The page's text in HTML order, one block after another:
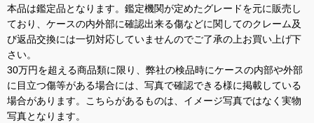
本品は鑑定品となります。鑑定機関が定めたグレードを元に販売し
ており、ケースの内外部に確認出来る傷などに関してのクレーム及
び返品交換には一切対応していませんのでご了承の上お買い上げ下
さい。
30万円を超える商品類に限り、弊社の検品時にケースの内部や外部
に目立つ傷等がある場合には、写真で確認できる様に掲載している
場合があります。こちらがあるものは、イメージ写真ではなく実物
写真となります。